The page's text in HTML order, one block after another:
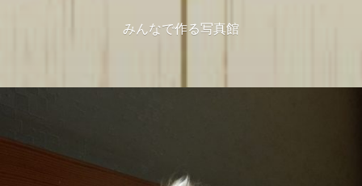
みんなで作る写真館